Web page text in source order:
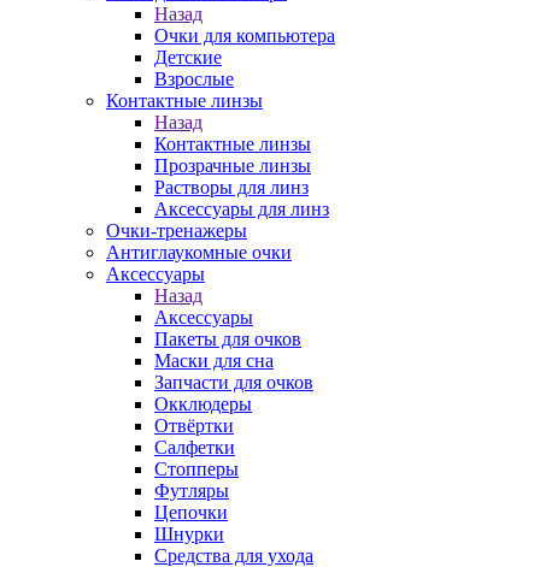
Назад
Очки для компьютера
Детские
Взрослые
Контактные линзы
Назад
Контактные линзы
Прозрачные линзы
Растворы для линз
Аксессуары для линз
Очки-тренажеры
Антиглаукомные очки
Аксессуары
Назад
Аксессуары
Пакеты для очков
Маски для сна
Запчасти для очков
Окклюдеры
Отвёртки
Салфетки
Стопперы
Футляры
Цепочки
Шнурки
Средства для ухода